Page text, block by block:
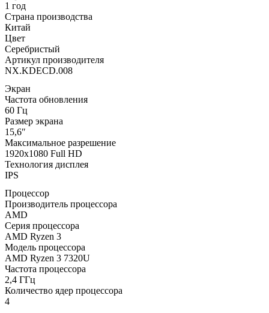
1 год
Страна производства
Китай
Цвет
Серебристый
Артикул производителя
NX.KDECD.008
Экран
Частота обновления
60 Гц
Размер экрана
15,6″
Максимальное разрешение
1920x1080 Full HD
Технология дисплея
IPS
Процессор
Производитель процессора
AMD
Серия процессора
AMD Ryzen 3
Модель процессора
AMD Ryzen 3 7320U
Частота процессора
2,4 ГГц
Количество ядер процессора
4